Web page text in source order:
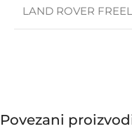
LAND ROVER
Povezani